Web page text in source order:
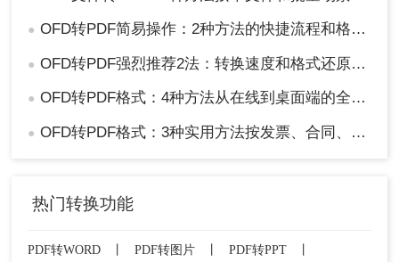
● OFD转PDF简易操作：2种方法的快捷流程和格式校验！
● OFD转PDF强烈推荐2法：转换速度和格式还原度实测！
● OFD转PDF格式：4种方法从在线到桌面端的全路径对比！
● OFD转PDF格式：3种实用方法按发票、合同、报告3种文件选！
热门转换功能
PDF转WORD 丨 PDF转图片 丨 PDF转PPT
丨